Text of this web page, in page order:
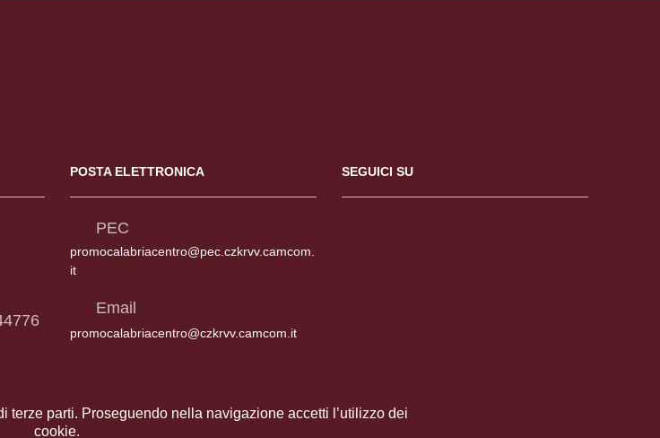
terze parti. Proseguendo nella navigazione accetti l’utilizzo dei
cookie.
POSTA ELETTRONICA
PEC
promocalabriacentro@pec.czkrvv.camcom.
it
Email
promocalabriacentro@czkrvv.camcom.it
SEGUICI SU